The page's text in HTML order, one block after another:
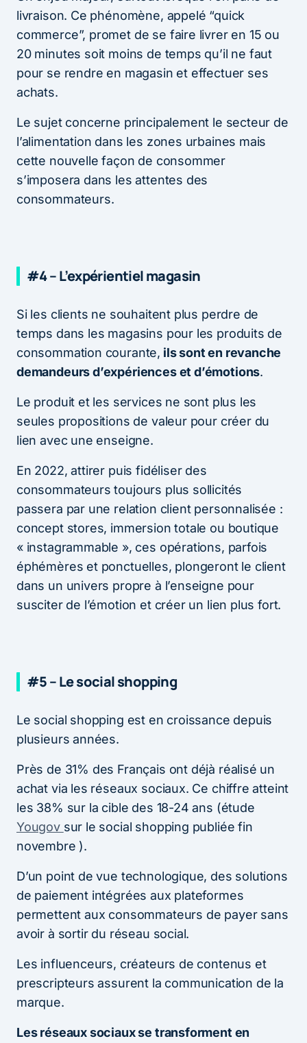
livraison. Ce phénomène, appelé “quick
commerce”, promet de se faire livrer en 15 ou
20 minutes soit moins de temps qu’il ne faut
pour se rendre en magasin et effectuer ses
achats.
Le sujet concerne principalement le secteur de
l’alimentation dans les zones urbaines mais
cette nouvelle façon de consommer
s’imposera dans les attentes des
consommateurs.
#4 – L’expérientiel magasin
Si les clients ne souhaitent plus perdre de
temps dans les magasins pour les produits de
consommation courante, ils sont en revanche
demandeurs d’expériences et d’émotions.
Le produit et les services ne sont plus les
seules propositions de valeur pour créer du
lien avec une enseigne.
En 2022, attirer puis fidéliser des
consommateurs toujours plus sollicités
passera par une relation client personnalisée :
concept stores, immersion totale ou boutique
« instagrammable », ces opérations, parfois
éphémères et ponctuelles, plongeront le client
dans un univers propre à l’enseigne pour
susciter de l’émotion et créer un lien plus fort.
#5 – Le social shopping
Le social shopping est en croissance depuis
plusieurs années.
Près de 31% des Français ont déjà réalisé un
achat via les réseaux sociaux. Ce chiffre atteint
les 38% sur la cible des 18-24 ans (étude
Yougov sur le social shopping publiée fin
novembre ).
D’un point de vue technologique, des solutions
de paiement intégrées aux plateformes
permettent aux consommateurs de payer sans
avoir à sortir du réseau social.
Les influenceurs, créateurs de contenus et
prescripteurs assurent la communication de la
marque.
Les réseaux sociaux se transforment en